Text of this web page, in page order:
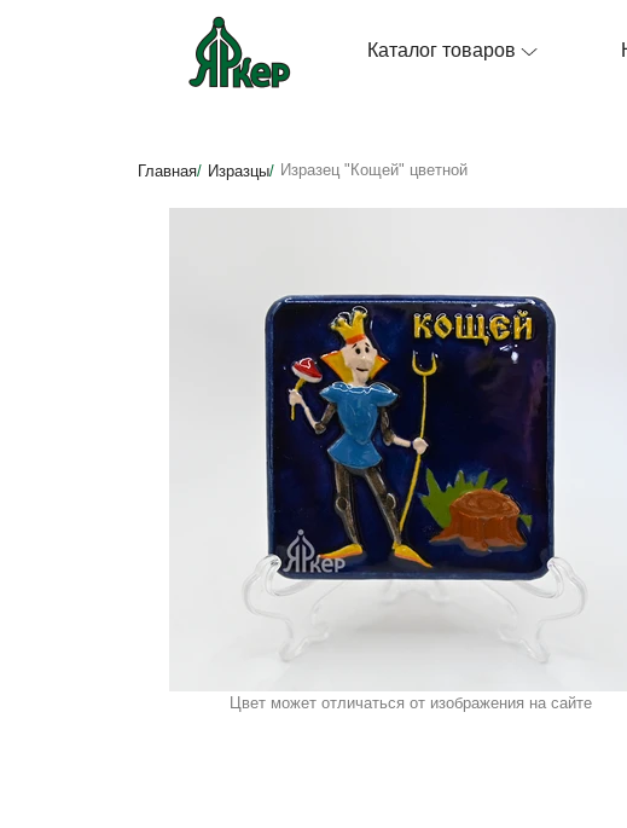
Каталог товаров
Главная/ Изразцы/ Изразец "Кощей" цветной
Цвет может отличаться от изображения на сайте